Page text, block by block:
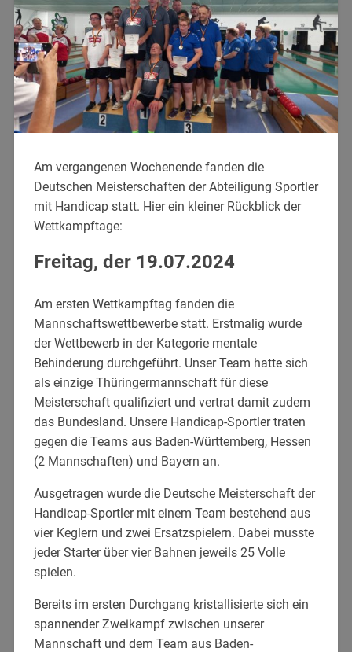
Am vergangenen Wochenende fanden die
Deutschen Meisterschaften der Abteiligung Sportler
mit Handicap statt. Hier ein kleiner Rückblick der
Wettkampftage:
Freitag, der 19.07.2024
Am ersten Wettkampftag fanden die
Mannschaftswettbewerbe statt. Erstmalig wurde
der Wettbewerb in der Kategorie mentale
Behinderung durchgeführt. Unser Team hatte sich
als einzige Thüringermannschaft für diese
Meisterschaft qualifiziert und vertrat damit zudem
das Bundesland. Unsere Handicap-Sportler traten
gegen die Teams aus Baden-Württemberg, Hessen
(2 Mannschaften) und Bayern an.
Ausgetragen wurde die Deutsche Meisterschaft der
Handicap-Sportler mit einem Team bestehend aus
vier Keglern und zwei Ersatzspielern. Dabei musste
jeder Starter über vier Bahnen jeweils 25 Volle
spielen.
Bereits im ersten Durchgang kristallisierte sich ein
spannender Zweikampf zwischen unserer
Mannschaft und dem Team aus Baden-